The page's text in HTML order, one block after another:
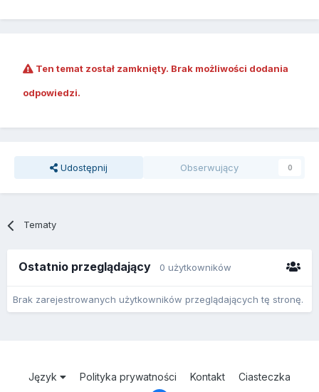
Ten temat został zamknięty. Brak możliwości dodania
odpowiedzi.
Udostępnij Obserwujący 0
Tematy
Ostatnio przeglądający 0 użytkowników
Brak zarejestrowanych użytkowników przeglądających tę stronę.
Język Polityka prywatności Kontakt Ciasteczka